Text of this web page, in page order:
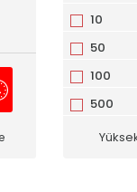
10
50
100
500